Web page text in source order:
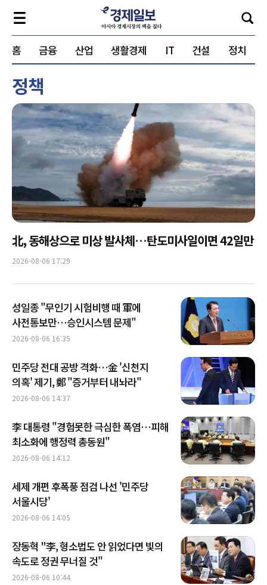
홈 금융 산업 생활경제 IT 건설 정치
정책
北, 동해상으로 미상 발사체…탄도미사일이면 42일만
2026-08-06 17:29
성일종 "무인기 시험비행 때 軍에
사전통보만…승인시스템 문제"
2026-08-06 16:35
민주당 전대 공방 격화…金 '신천지
의혹' 제기, 鄭 "증거부터 내놔라"
2026-08-06 14:37
李 대통령 "경험못한 극심한 폭염…피해
최소화에 행정력 총동원"
2026-08-06 14:12
세제 개편 후폭풍 점검 나선 '민주당
서울시당'
2026-08-06 14:05
장동혁 "李, 형소법도 안 읽었다면 빛의
속도로 정권 무너질 것"
2026-08-06 10:44